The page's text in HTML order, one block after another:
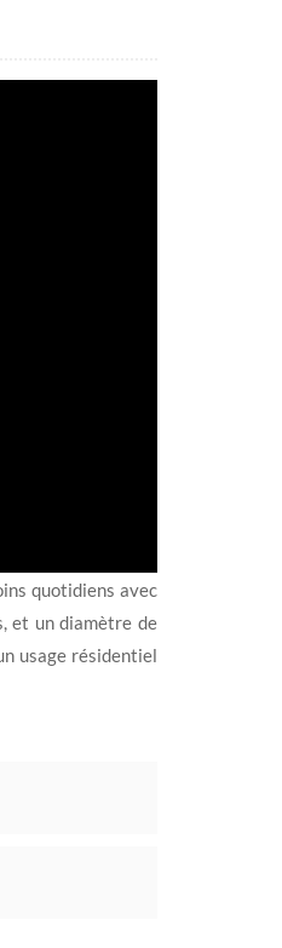
quotidiens avec
et un diamètre de
usage résidentiel